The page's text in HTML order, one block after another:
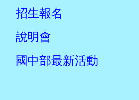
招生報名
說明會
國中部最新活動